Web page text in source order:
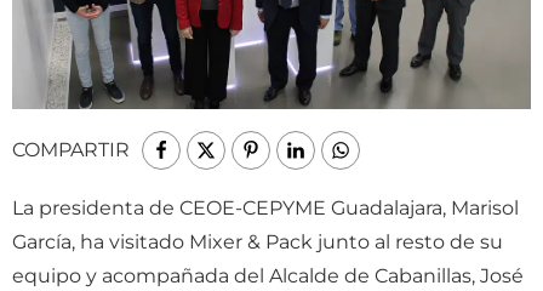
COMPARTIR
La presidenta de CEOE-CEPYME Guadalajara, Marisol
García, ha visitado Mixer & Pack junto al resto de su
equipo y acompañada del Alcalde de Cabanillas, José